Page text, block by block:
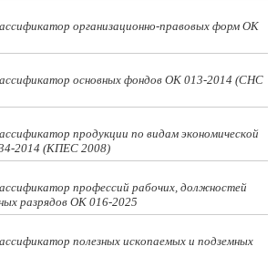
организационно-правовых форм ОК
основных фондов ОК 013-2014 (СНС
продукции по видам экономической
2014 (КПЕС 2008)
профессий рабочих, должностей
разрядов ОК 016-2025
полезных ископаемых и подземных